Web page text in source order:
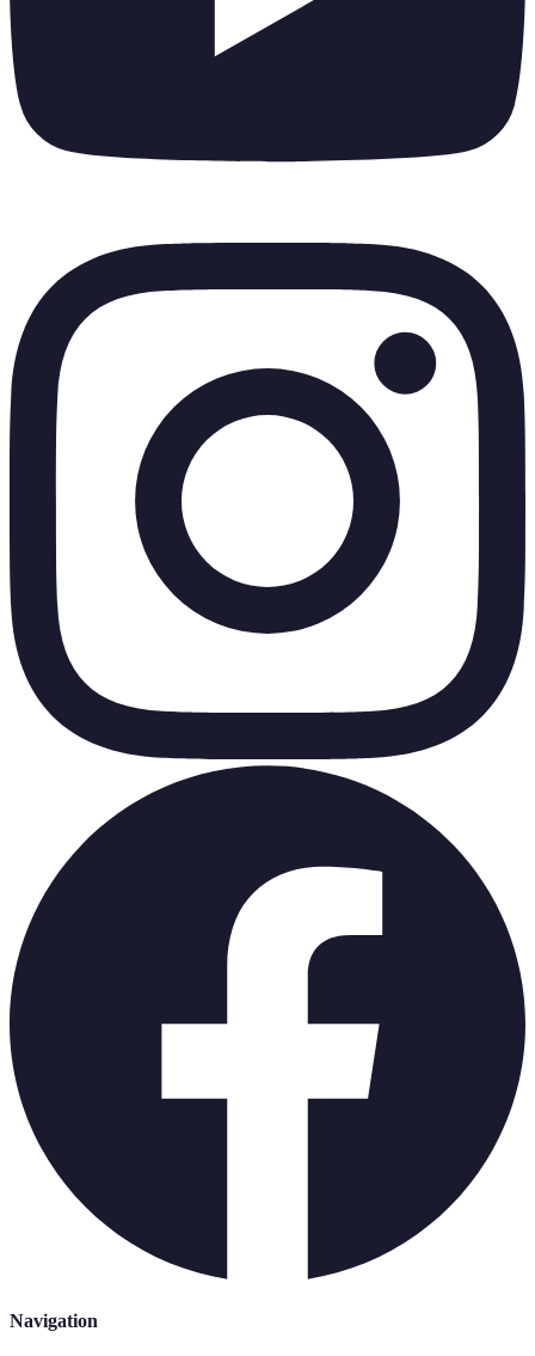
Navigation